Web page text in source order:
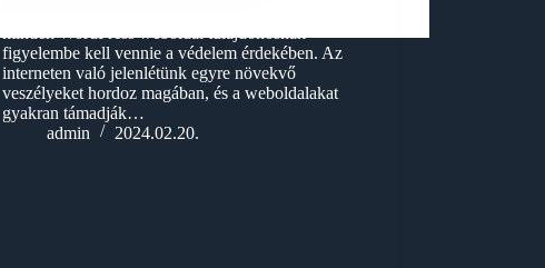
figyelembe kell vennie a védelem érdekében. Az
interneten való jelenlétünk egyre növekvő
veszélyeket hordoz magában, és a weboldalakat
gyakran támadják…
admin
2024.02.20.